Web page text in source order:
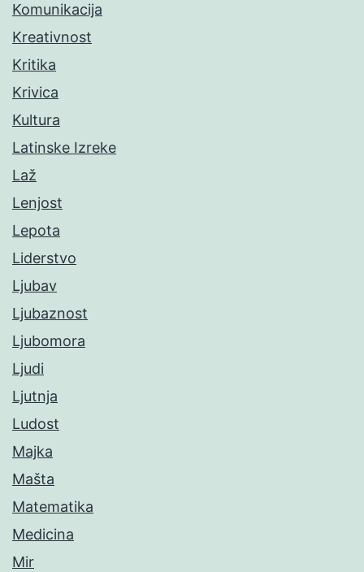
Komunikacija
Kreativnost
Kritika
Krivica
Kultura
Latinske Izreke
Laž
Lenjost
Lepota
Liderstvo
Ljubav
Ljubaznost
Ljubomora
Ljudi
Ljutnja
Ludost
Majka
Mašta
Matematika
Medicina
Mir